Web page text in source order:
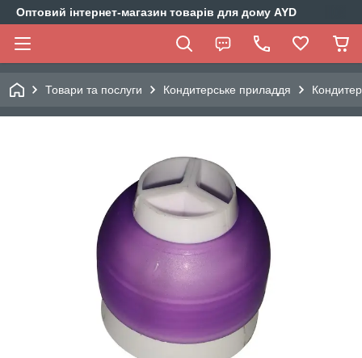
Оптовий інтернет-магазин товарів для дому AYD
Товари та послуги Кондитерське приладдя